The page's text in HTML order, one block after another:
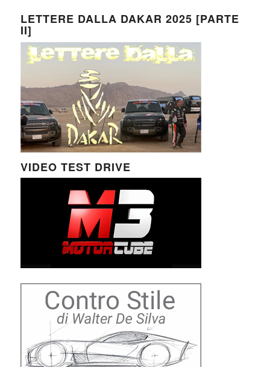
LETTERE DALLA DAKAR 2025 [PARTE
II]
VIDEO TEST DRIVE